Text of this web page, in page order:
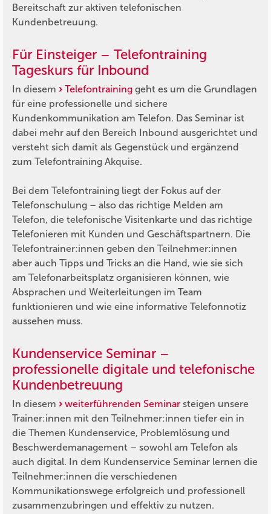
Bereitschaft zur aktiven telefonischen
Kundenbetreuung.
Für Einsteiger – Telefontraining
Tageskurs für Inbound
In diesem Telefontraining geht es um die Grundlagen
für eine professionelle und sichere
Kundenkommunikation am Telefon. Das Seminar ist
dabei mehr auf den Bereich Inbound ausgerichtet und
versteht sich damit als Gegenstück und ergänzend
zum Telefontraining Akquise.
Bei dem Telefontraining liegt der Fokus auf der
Telefonschulung – also das richtige Melden am
Telefon, die telefonische Visitenkarte und das richtige
Telefonieren mit Kunden und Geschäftspartnern. Die
Telefontrainer:innen geben den Teilnehmer:innen
aber auch Tipps und Tricks an die Hand, wie sie sich
am Telefonarbeitsplatz organisieren können, wie
Absprachen und Weiterleitungen im Team
funktionieren und wie eine informative Telefonnotiz
aussehen muss.
Kundenservice Seminar –
professionelle digitale und telefonische
Kundenbetreuung
In diesem weiterführenden Seminar steigen unsere
Trainer:innen mit den Teilnehmer:innen tiefer ein in
die Themen Kundenservice, Problemlösung und
Beschwerdemanagement – sowohl am Telefon als
auch digital. In dem Kundenservice Seminar lernen die
Teilnehmer:innen die verschiedenen
Kommunikationswege erfolgreich und professionell
zusammenzubringen und effektiv zu nutzen.